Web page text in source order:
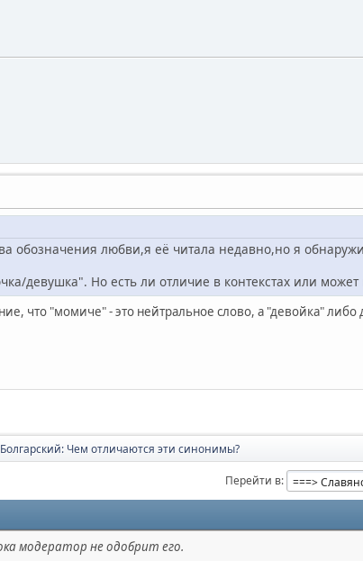
обозначения любви,я её читала недавно,но я
девушка". Но есть ли отличие в контекстах или может
что "момиче" - это нейтральное слово, а "девойка"
Болгарский: Чем отличаются эти синонимы?
Перейти в
модератор не одобрит его.